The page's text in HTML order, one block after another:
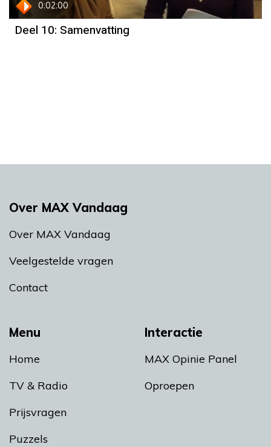
0:02:00
Deel 10: Samenvatting
Menu
Home
TV & Radio
Prijsvragen
Puzzels
Interactie
MAX Opinie Panel
Oproepen
Over MAX Vandaag
Over MAX Vandaag
Veelgestelde vragen
Contact